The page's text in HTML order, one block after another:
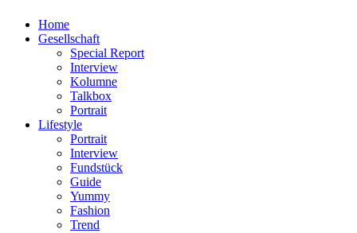
Home
Gesellschaft
Special Report
Interview
Kolumne
Talkbox
Portrait
Lifestyle
Portrait
Interview
Fundstück
Guide
Yummy
Fashion
Trend